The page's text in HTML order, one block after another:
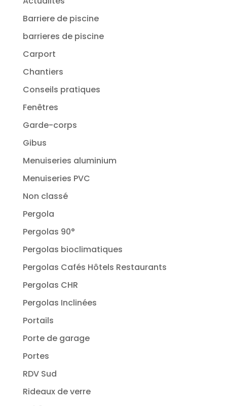
Barriere de piscine
barrieres de piscine
Carport
Chantiers
Conseils pratiques
Fenêtres
Garde-corps
Gibus
Menuiseries aluminium
Menuiseries PVC
Non classé
Pergola
Pergolas 90°
Pergolas bioclimatiques
Pergolas Cafés Hôtels Restaurants
Pergolas CHR
Pergolas Inclinées
Portails
Porte de garage
Portes
RDV Sud
Rideaux de verre